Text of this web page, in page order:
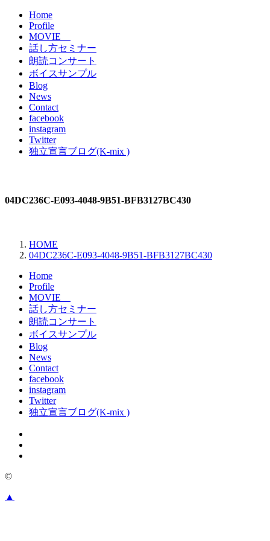
Home
Profile
MOVIE
話し方セミナー
朗読コンサート
ボイスサンプル
Blog
News
Contact
facebook
instagram
Twitter
独立宣言ブログ(K-mix )
04DC236C-E093-4048-9B51-BFB3127BC430
HOME
04DC236C-E093-4048-9B51-BFB3127BC430
Home
Profile
MOVIE
話し方セミナー
朗読コンサート
ボイスサンプル
Blog
News
Contact
facebook
instagram
Twitter
独立宣言ブログ(K-mix )
©
▲